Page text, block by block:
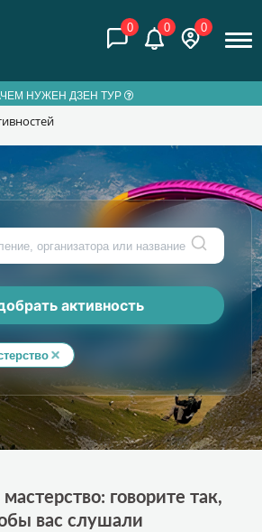
0 0 0
НУЖЕН ДЗЕН ТУР
активность
говорите так,
вас слушали